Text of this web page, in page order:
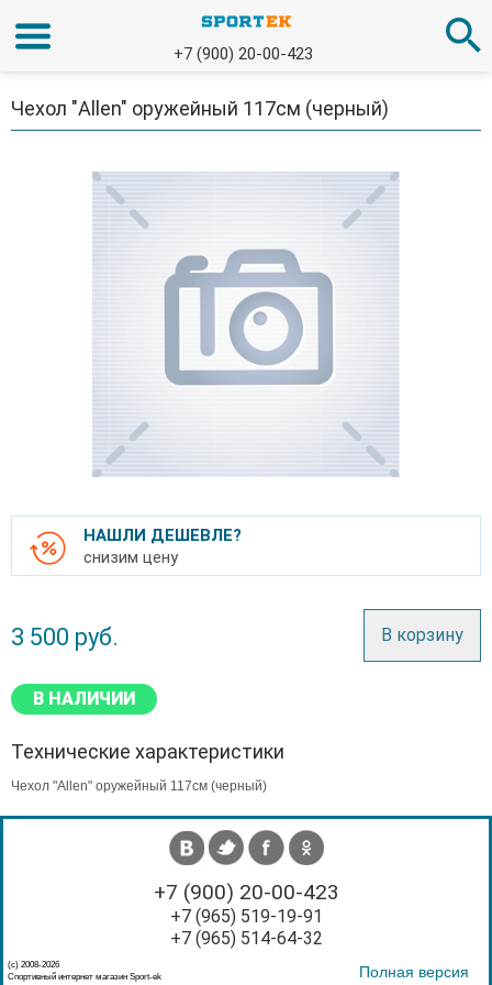
+7 (900) 20-00-423
Чехол "Allen" оружейный 117см (черный)
НАШЛИ ДЕШЕВЛЕ?
снизим цену
3 500 руб. В корзину
В НАЛИЧИИ
Технические характеристики
Чехол "Allen" оружейный 117см (черный)
+7 (900) 20-00-423
+7 (965) 519-19-91
+7 (965) 514-64-32
(с) 2008-2026
Спортивный интернет магазин Sport-ek
Полная версия